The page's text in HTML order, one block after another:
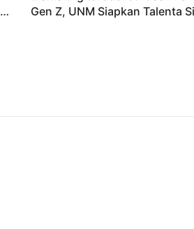
Gen Z, UNM Siapkan Talenta